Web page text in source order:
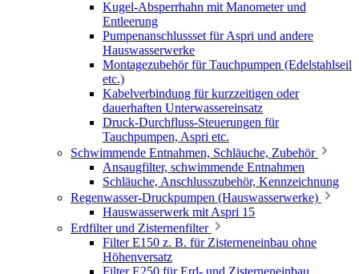
Kugel-Absperrhahn mit Manometer und
Entleerung
Pumpenanschlussset für Aspri und andere
Hauswasserwerke
Montagezubehör für Tauchpumpen (Edelstahlseil
etc.)
Kabelverbindung für kurzzeitigen oder
dauerhaften Unterwassereinsatz
Druck-Durchfluss-Steuerungen für
Tauchpumpen, Aspri etc.
Schwimmende Entnahmen, Schläuche, Zubehör
Ansaugfilter, schwimmende Entnahmen
Schläuche, Anschlusszubehör, Kennzeichnung
Regenwasser-Druckpumpen (Hauswasserwerke)
Hauswasserwerk mit Aspri 15
Erdfilter und Zisternenfilter
Filter E150 z. B. für Zisterneneinbau ohne
Höhenversatz
Filter E250 für Erd- und Zisterneneinbau